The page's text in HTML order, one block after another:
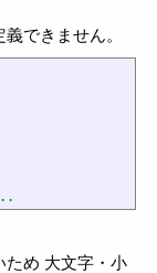
できません。
ため 大文字・小